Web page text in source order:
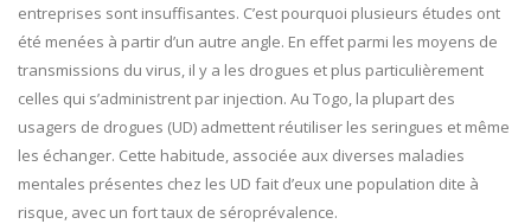
entreprises sont insuffisantes. C’est pourquoi plusieurs études ont
été menées à partir d’un autre angle. En effet parmi les moyens de
transmissions du virus, il y a les drogues et plus particulièrement
celles qui s’administrent par injection. Au Togo, la plupart des
usagers de drogues (UD) admettent réutiliser les seringues et même
les échanger. Cette habitude, associée aux diverses maladies
mentales présentes chez les UD fait d’eux une population dite à
risque, avec un fort taux de séroprévalence.